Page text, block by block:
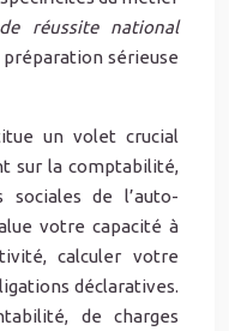
réussite national
sérieuse
un volet crucial
sur la comptabilité,
de l’auto-
votre capacité à
calculer votre
déclaratives.
de charges